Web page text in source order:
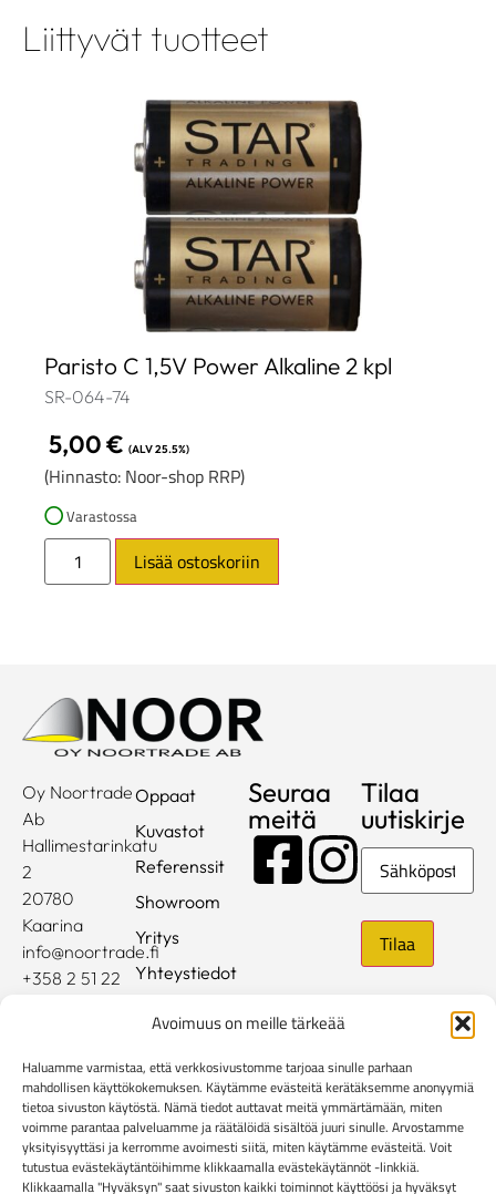
Avoimuus on meille tärkeää
Haluamme varmistaa, että verkkosivustomme tarjoaa sinulle parhaan
mahdollisen käyttökokemuksen. Käytämme evästeitä kerätäksemme anonyymiä
tietoa sivuston käytöstä. Nämä tiedot auttavat meitä ymmärtämään, miten
voimme parantaa palveluamme ja räätälöidä sisältöä juuri sinulle. Arvostamme
yksityisyyttäsi ja kerromme avoimesti siitä, miten käytämme evästeitä. Voit
tutustua evästekäytäntöihimme klikkaamalla evästekäytännöt -linkkiä.
Klikkaamalla "Hyväksyn" saat sivuston kaikki toiminnot käyttöösi ja hyväksyt
Liittyvät tuotteet
Paristo C 1,5V Power Alkaline 2 kpl
SR-064-74
5,00€ (ALV 25.5%)
(Hinnasto: Noor-shop RRP)
Varastossa
Lisää ostoskoriin
Oy Noortrade
Ab
Hallimestarinkatu
2
20780
Kaarina
info@noortrade.fi
+358 2 51 22
Oppaat
Kuvastot
Referenssit
Showroom
Yritys
Yhteystiedot
Mediapankki
Seuraa
meitä
Tilaa
uutiskirje
Sähköposti
Rekisteri- ja tietosuojaseloste
Kuluttaja-asiakkaiden toimitusehdot
Yritysasiakkaiden toimitusehdotReklamaatiolomake